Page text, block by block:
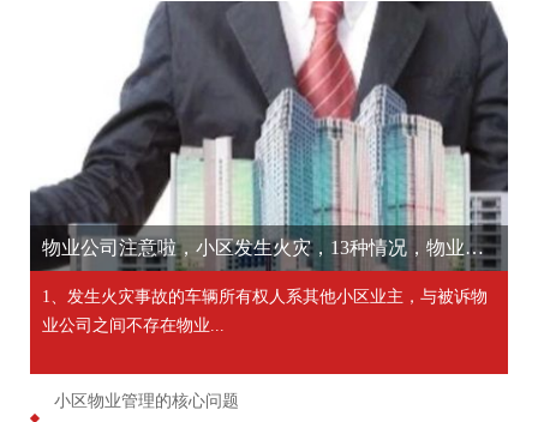
物业公司注意啦，小区发生火灾，13种情况，物业公司不担责！ [2023-10-21]
1、发生火灾事故的车辆所有权人系其他小区业主，与被诉物
业公司之间不存在物业...
小区物业管理的核心问题